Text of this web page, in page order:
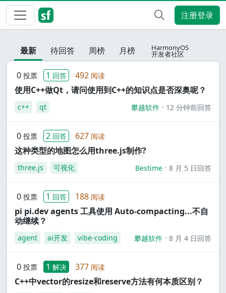
注册登录
最新 待回答 周榜 月榜 HarmonyOS
开发者社区
0 投票 1 回答 492 阅读
使用C++做Qt，请问使用到C++的知识点是否深奥呢？
c++ qt 攀越软件 12 分钟前回答
0 投票 2 回答 627 阅读
这种类型的地图怎么用three.js制作?
three.js 可视化 Bestime 8 月 5 日回答
0 投票 1 回答 188 阅读
pi pi.dev agents 工具使用 Auto-compacting...不自
动继续？
agent ai开发 vibe-coding 攀越软件 8 月 4 日回答
0 投票 1 解决 377 阅读
C++中vector的resize和reserve方法有何本质区别？